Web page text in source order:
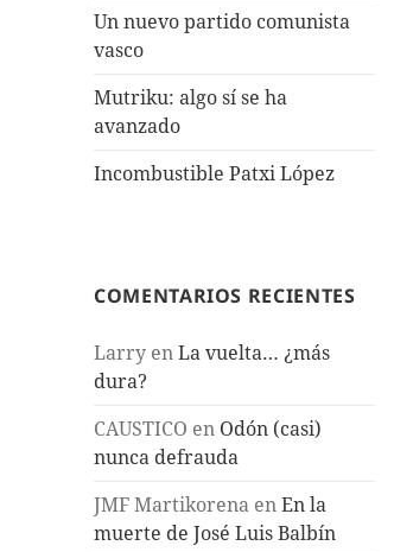
Un nuevo partido comunista
vasco
Mutriku: algo sí se ha
avanzado
Incombustible Patxi López
COMENTARIOS RECIENTES
Larry enLa vuelta… ¿más
dura?
CAUSTICO en Odón (casi)
nunca defrauda
JMF Martikorena enEn la
muerte de José Luis Balbín